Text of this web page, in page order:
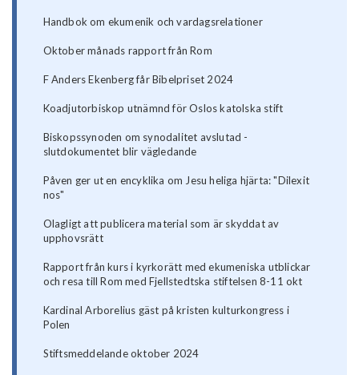
Handbok om ekumenik och vardagsrelationer
Oktober månads rapport från Rom
F Anders Ekenberg får Bibelpriset 2024
Koadjutorbiskop utnämnd för Oslos katolska stift
Biskopssynoden om synodalitet avslutad -
slutdokumentet blir vägledande
Påven ger ut en encyklika om Jesu heliga hjärta: "Dilexit
nos"
Olagligt att publicera material som är skyddat av
upphovsrätt
Rapport från kurs i kyrkorätt med ekumeniska utblickar
och resa till Rom med Fjellstedtska stiftelsen 8-11 okt
Kardinal Arborelius gäst på kristen kulturkongress i
Polen
Stiftsmeddelande oktober 2024